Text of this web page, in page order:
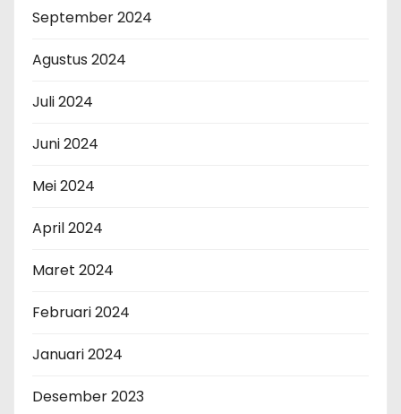
September 2024
Agustus 2024
Juli 2024
Juni 2024
Mei 2024
April 2024
Maret 2024
Februari 2024
Januari 2024
Desember 2023